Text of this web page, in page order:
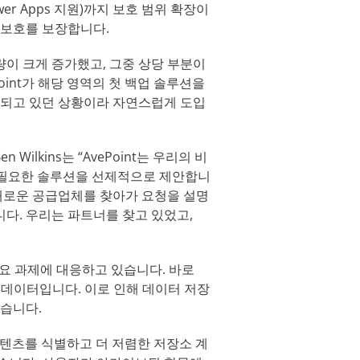
Apps 지원)까지 보호 범위 확장이
호를 보장합니다.
크게 증가했고, 그중 상당 부분이
가 해당 영역의 첫 백업 솔루션을
고 있던 상황이라 자연스럽게 도입
Wilkins는 “AvePoint는 우리의 비
한 솔루션을 선제적으로 제안합니
운 공급업체를 찾아가 요청을 설명
. 우리는 파트너를 찾고 있었고,
과제에 대응하고 있습니다. 바로
이터입니다. 이로 인해 데이터 저장
니다.
츠를 식별하고 더 저렴한 저장소 계